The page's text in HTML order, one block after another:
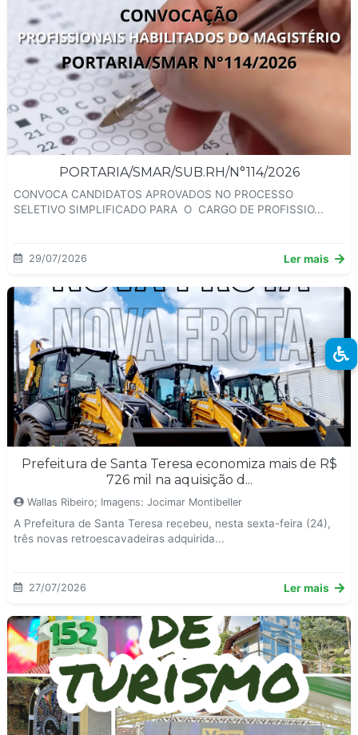
PORTARIA/SMAR/SUB.RH/N°114/2026
CONVOCA CANDIDATOS APROVADOS NO PROCESSO
SELETIVO SIMPLIFICADO PARA O CARGO DE PROFISSIO...
29/07/2026 Ler mais
Prefeitura de Santa Teresa economiza mais de R$
726 mil na aquisição d...
Wallas Ribeiro; Imagens: Jocimar Montibeller
A Prefeitura de Santa Teresa recebeu, nesta sexta-feira (24),
três novas retroescavadeiras adquirida...
27/07/2026 Ler mais